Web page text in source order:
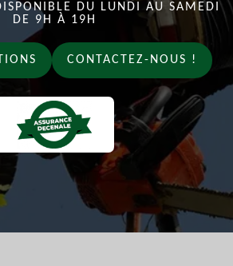
DU LUNDI AU SAMEDI
DE 9H À 19H
CONTACTEZ-NOUS !